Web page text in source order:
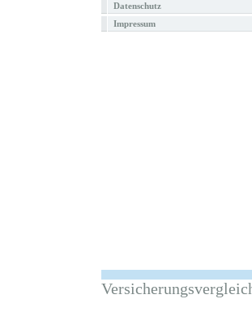
Datenschutz
Impressum